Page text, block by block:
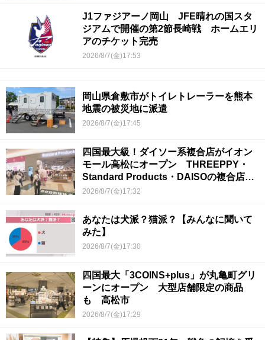
J1ファジアーノ岡山 JFE晴れの国スタ
ジアムで開催の第2節長崎戦 ホームエリ
アのチケット完売
2026/8/7(金)17:53
岡山県倉敷市がトイレトレーラーを熊本
地震の被災地に派遣
2026/8/7(金)17:45
四国最大級！ダイソー系複合店がイオン
モール高松にオープン THREEPPY・
Standard Products・DAISOの複合店は
香川県初
2026/8/7(金)17:32
あなたは犬派？猫派？【みんなに聞いて
みた】
2026/8/7(金)17:30
四国最大「3COINS+plus」が丸亀町グリ
ーンにオープン 大型店舗限定の商品
も 高松市
2026/8/7(金)17:29